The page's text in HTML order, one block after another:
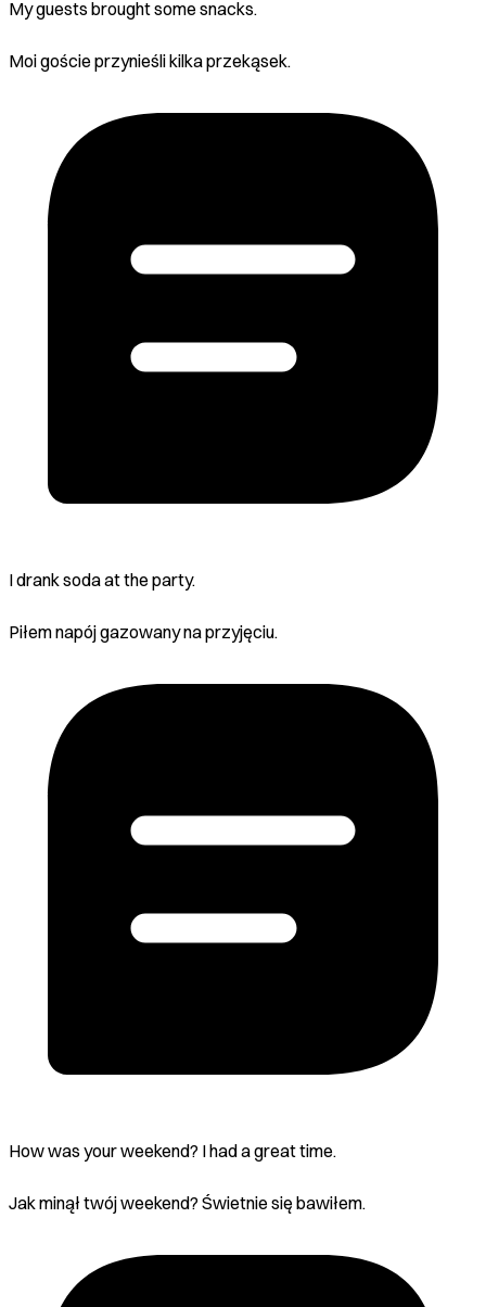
My guests brought some snacks.
Moi goście przynieśli kilka przekąsek.
I drank soda at the party.
Piłem napój gazowany na przyjęciu.
How was your weekend? I had a great time.
Jak minął twój weekend? Świetnie się bawiłem.